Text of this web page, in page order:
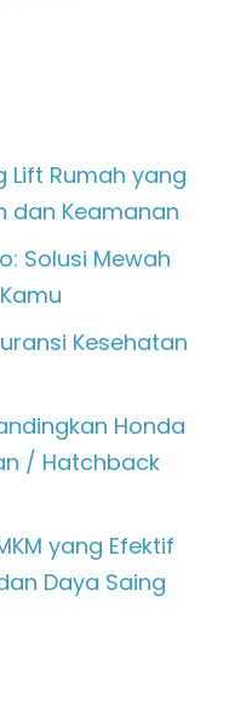
Lift Rumah yang
dan Keamanan
Solusi Mewah
Kesehatan
Honda
/ Hatchback
yang Efektif
Daya Saing